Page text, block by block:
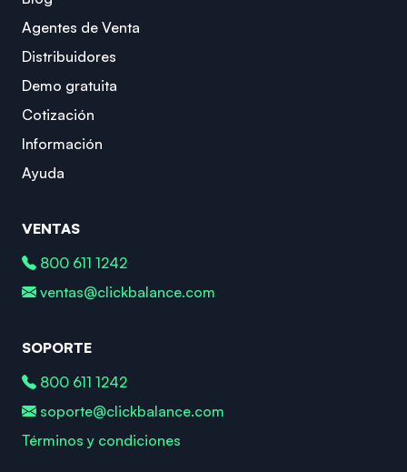
Agentes de Venta
Distribuidores
Demo gratuita
Cotización
Información
Ayuda
VENTAS
800 611 1242
ventas@clickbalance.com
SOPORTE
800 611 1242
soporte@clickbalance.com
Términos y condiciones